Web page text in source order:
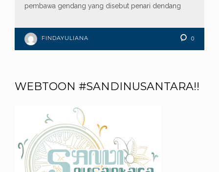
pembawa gendang yang disebut penari dendang
FINDAYULIANA 0
WEBTOON #SANDINUSANTARA!!